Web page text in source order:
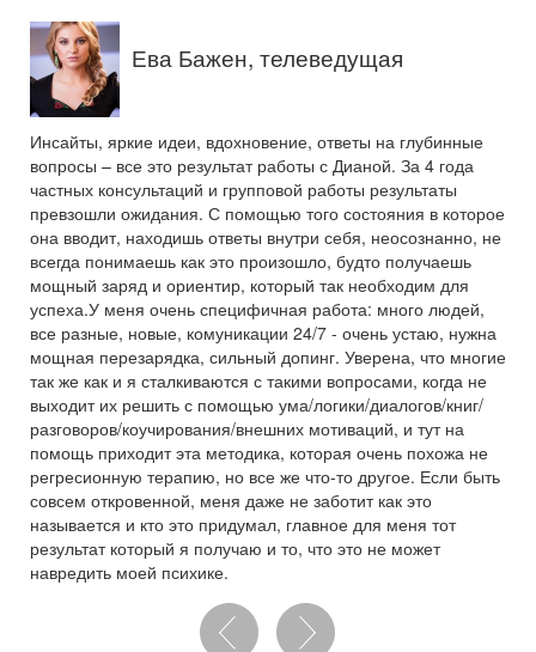
Ева Бажен, телеведущая
Инсайты, яркие идеи, вдохновение, ответы на глубинные
вопросы – все это результат работы с Дианой. За 4 года
частных консультаций и групповой работы результаты
превзошли ожидания. С помощью того состояния в которое
она вводит, находишь ответы внутри себя, неосознанно, не
всегда понимаешь как это произошло, будто получаешь
мощный заряд и ориентир, который так необходим для
успеха.У меня очень специфичная работа: много людей,
все разные, новые, комуникации 24/7 - очень устаю, нужна
мощная перезарядка, сильный допинг. Уверена, что многие
так же как и я сталкиваются с такими вопросами, когда не
выходит их решить с помощью ума/логики/диалогов/книг/
разговоров/коучирования/внешних мотиваций, и тут на
помощь приходит эта методика, которая очень похожа не
регресионную терапию, но все же что-то другое. Если быть
совсем откровенной, меня даже не заботит как это
называется и кто это придумал, главное для меня тот
результат который я получаю и то, что это не может
навредить моей психике.